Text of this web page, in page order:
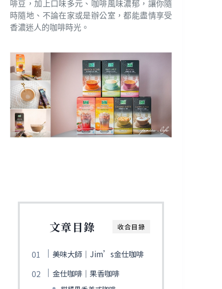
啡豆，加上口味多元、咖啡風味濃郁，讓你隨
時隨地、不論在家或是辦公室，都能盡情享受
香濃迷人的咖啡時光。
收合目錄
文章目錄
美味大師｜Jim’s金仕咖啡
金仕咖啡｜果香咖啡